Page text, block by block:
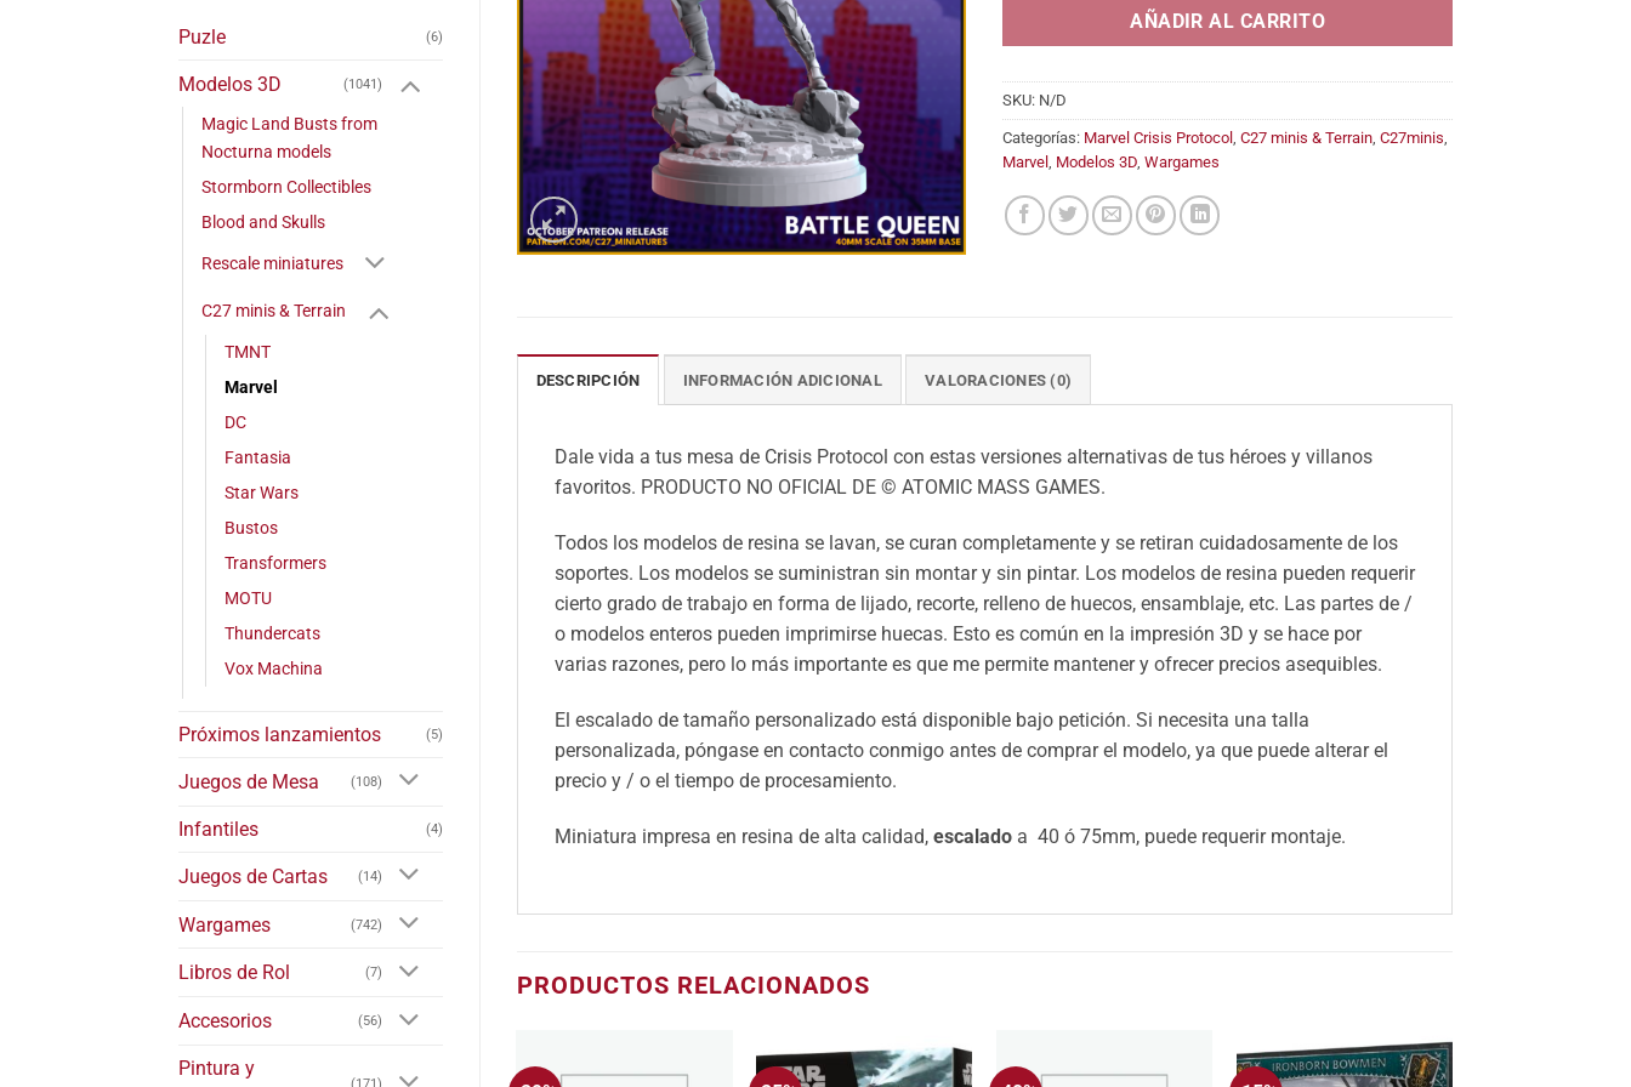
Puzle (6)
Modelos 3D (1041)
Magic Land Busts from
Nocturna models
Stormborn Collectibles
Blood and Skulls
Rescale miniatures
C27 minis & Terrain
TMNT
Marvel
DC
Fantasia
Star Wars
Bustos
Transformers
MOTU
Thundercats
Vox Machina
Próximos lanzamientos (5)
Juegos de Mesa (108)
Infantiles (4)
Juegos de Cartas (14)
Wargames (742)
Libros de Rol (7)
Accesorios (56)
Pintura y
(171)
14,95€
AÑADIR AL CARRITO
SKU: N/D
Categorías: Marvel Crisis Protocol ,C27 minis & Terrain ,C27minis
Marvel Modelos 3D ,Wargames
DESCRIPCIÓN INFORMACIÓN ADICIONAL VALORACIONES (0)
Dale vida a tus mesa de Crisis Protocol con estas versiones alternativas de tus héroes y villanos
favoritos. PRODUCTO NO OFICIAL DE © ATOMIC MASS GAMES.
Todos los modelos de resina se lavan, se curan completamente y se retiran cuidadosamente de los
soportes. Los modelos se suministran sin montar y sin pintar. Los modelos de resina pueden requerir
cierto grado de trabajo en forma de lijado, recorte, relleno de huecos, ensamblaje, etc. Las partes de /
o modelos enteros pueden imprimirse huecas. Esto es común en la impresión 3D y se hace por
varias razones, pero lo más importante es que me permite mantener y ofrecer precios asequibles.
El escalado de tamaño personalizado está disponible bajo petición. Si necesita una talla
personalizada, póngase en contacto conmigo antes de comprar el modelo, ya que puede alterar el
precio y / o el tiempo de procesamiento.
Miniatura impresa en resina de alta calidad, escaladoa 40 ó 75mm, puede requerir montaje.
PRODUCTOS RELACIONADOS